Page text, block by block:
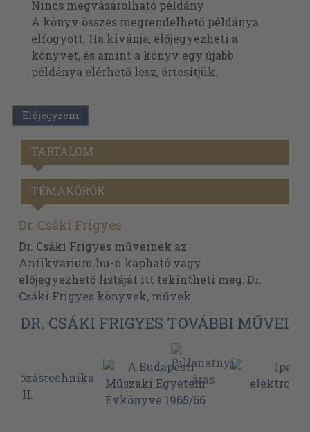
Nincs megvásárolható példány
A könyv összes megrendelhető példánya
elfogyott. Ha kívánja, előjegyezheti a
könyvet, és amint a könyv egy újabb
példánya elérhető lesz, értesítjük.
Előjegyzem
TARTALOM
TÉMAKÖRÖK
Dr. Csáki Frigyes
Dr. Csáki Frigyes műveinek az
Antikvarium.hu-n kapható vagy
előjegyezhető listáját itt tekintheti meg:Dr.
Csáki Frigyes könyvek, művek
DR. CSÁKI FRIGYES TOVÁBBI MŰVEI